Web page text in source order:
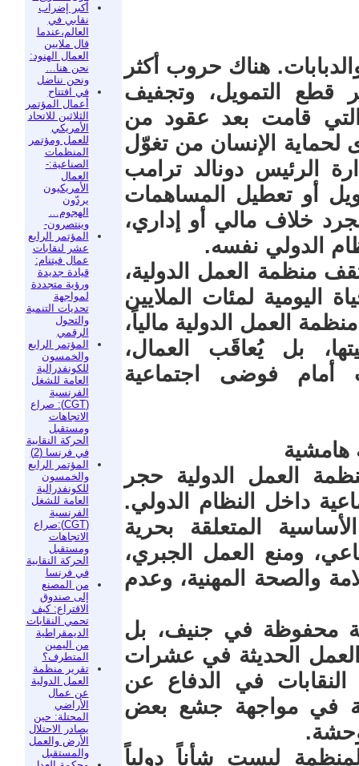
أكبر إضراب
نقابي في
العالم،عندما
قال ملايين
العمال الهنود:
نحن هنا…
ونحن نناضل
في افتتاح
أعمال المؤتمر
الثلاثين للاتحاد
الأمريكي
للعمل ومؤتمر
المنظمات
الصناعية:-
العمال
الأمريكيون
يردّون
الهجوم…
وينتصرون-
المؤتمر الرابع
عشر لنقابات
عمال فيتنام:
قيادة جديدة
ورؤية متجددة
لمواجهة
تحديات التنمية
والتحول
الرقمي
المؤتمر الرابع
والخمسون
للكونفدرالية
العامة للشغل
الفرنسية
(CGT): صراع
الاتجاهات
ومستقبل
الحركة النقابية
في فرنسا (2)
المؤتمر الرابع
والخمسون
للكونفدرالية
العامة للشغل
الفرنسية
(CGT):صراع
الاتجاهات
ومستقبل
الحركة النقابية
في فرنسا
من المصنع
إلى صندوق
الاقتراع: كيف
تحمي النقابات
الديمقراطية
من اليمين
المتطرف؟
تقرير منظمة
العمل الدولية
عن عمال
الأراضي
المحتلة: حين
يصادر الاحتلال
الأرض والعمل
والمستقبل
هناك حروب أكثر
قطع التمويل، وتجفيف
قامت بعد عقود من
لحماية الإنسان من تغوّل
الرئيس دونالد ترامب
أو تعطيل المساهمات
خلاف مالي أو إداري،
الدولي نفسه.
منظمة العمل الدولية،
اليومية لمئات الملايين
العمل الدولية مالياً،
بل يُعاقَب العمال،
أمام فوضى اجتماعية
شكّلت منظمة العمل الدولية حجر
داخل النظام الدولي.
المتعلقة بحرية
ومنع العمل الجبري،
والصحة المهنية، وعدم
محفوظة في جنيف، بل
الحديثة في عشرات
النقابات في الدفاع عن
في مواجهة جشع بعض
ليست شأناً دولياً